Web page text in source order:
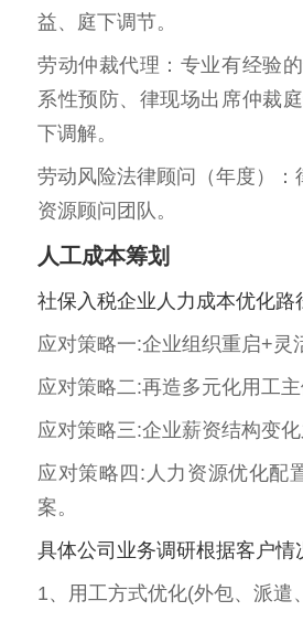
益、庭下调节。
劳动仲裁代理：专业有经验
系性预防、律现场出席仲裁
下调解。
劳动风险法律顾问（年度）：
资源顾问团队。
人工成本筹划
社保入税企业人力成本优化路
应对策略一:企业组织重启+灵
应对策略二:再造多元化用工
应对策略三:企业薪资结构变
应对策略四:人力资源优化配
案。
具体公司业务调研根据客户情
1、用工方式优化(外包、派遣